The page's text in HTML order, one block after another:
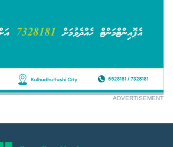
ADVERTISEMENT